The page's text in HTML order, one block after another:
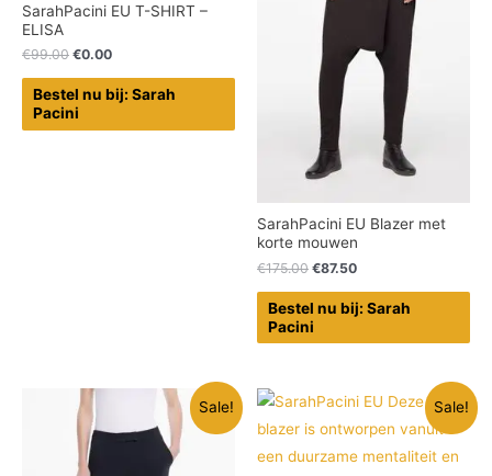
SarahPacini EU T-SHIRT –
ELISA
€99.00 €0.00
Bestel nu bij: Sarah
Pacini
SarahPacini EU Blazer met
korte mouwen
€175.00 €87.50
Bestel nu bij: Sarah
Pacini
Sale! Sale!